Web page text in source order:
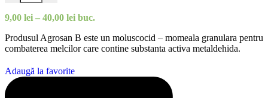
9,00 lei – 40,00 leiInterval
prețuri:
9,00 lei
buc.
Produsul Agrosan B este un moluscocid – momeala granulara pentru
combaterea melcilor care contine substanta activa metaldehida.
Adaugă la favorite